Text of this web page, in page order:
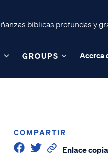
bíblicas profundas y
GROUPS Acerca
COMPARTIR
Enlace